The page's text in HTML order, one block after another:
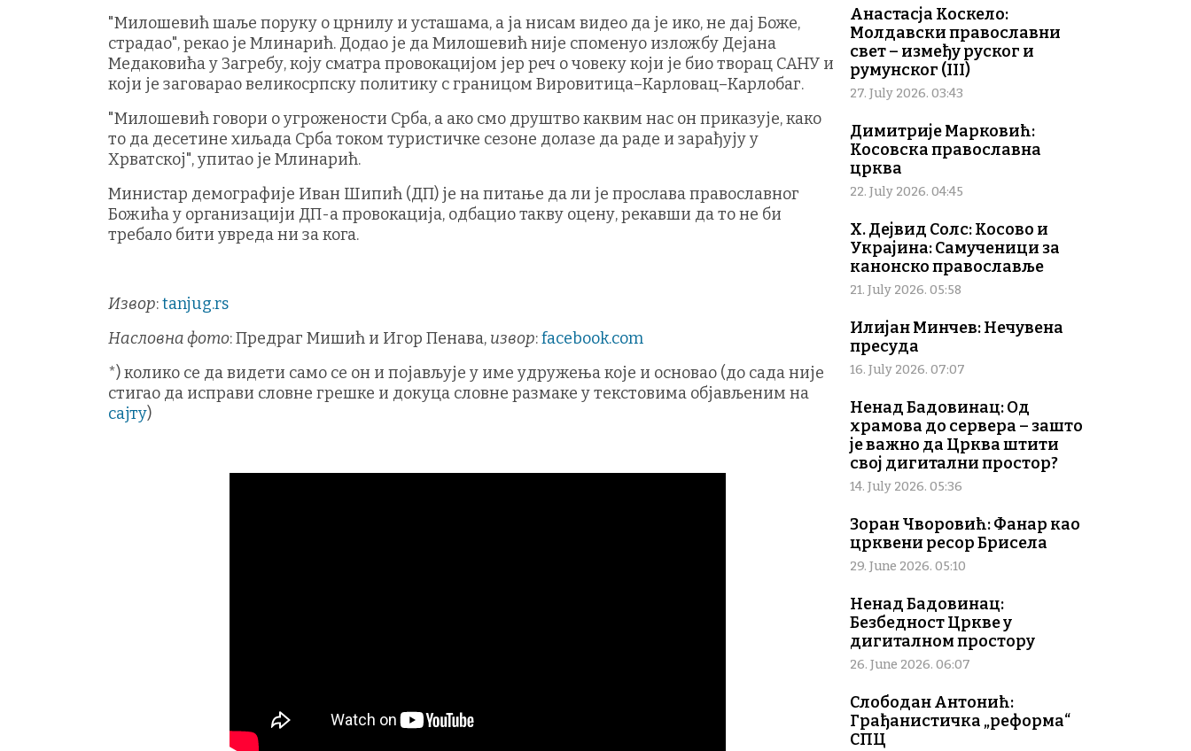
"Милошевић шаље поруку о црнилу и усташама, а ја нисам видео да је ико, не дај Боже,
страдао", рекао је Млинарић. Додао је да Милошевић није споменуо изложбу Дејана
Медаковића у Загребу, коју сматра провокацијом јер реч о човеку који је био творац САНУ и
који је заговарао великосрпску политику с границом Вировитица–Карловац–Карлобаг.
"Милошевић говори о угрожености Срба, а ако смо друштво каквим нас он приказује, како
то да десетине хиљада Срба током туристичке сезоне долазе да раде и зарађују у
Хрватској", упитао је Млинарић.
Министар демографије Иван Шипић (ДП) је на питање да ли је прослава православног
Божића у организацији ДП-а провокација, одбацио такву оцену, рекавши да то не би
требало бити увреда ни за кога.
Извор:tanjug.rs
Насловна фото: Предраг Мишић и Игор Пенава, извор:facebook.com
*) колико се да видети само се он и појављује у име удружења које и основао (до сада није
стигао да исправи словне грешке и докуца словне размаке у текстовима објављеним на
сајту)
Анастасја Коскело:
Молдавски православни
свет – између руског и
румунског (III)
27. July 2026. 03:43
Димитрије Марковић:
Косовска православна
црква
22. July 2026. 04:45
Х. Дејвид Солс: Косово и
Украјина: Самученици за
канонско православље
21. July 2026. 05:58
Илијан Минчев: Нечувена
пресуда
16. July 2026. 07:07
Ненад Бадовинац: Од
храмова до сервера – зашто
је важно да Црква штити
свој дигитални простор?
14. July 2026. 05:36
Зоран Чворовић: Фанар као
црквени ресор Брисела
29. June 2026. 05:10
Ненад Бадовинац:
Безбедност Цркве у
дигиталном простору
26. June 2026. 06:07
Слободан Антонић:
Грађанистичка „реформа“
СПЦ